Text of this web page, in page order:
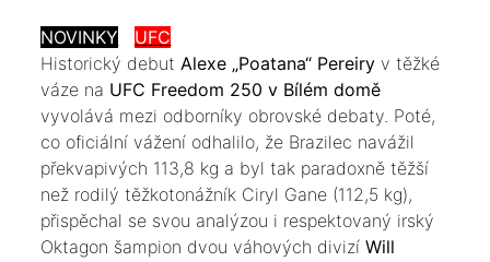
NOVINKY
UFC
​Historický debutAlexe „Poatana“ Pereiry v těžké
váze na UFC Freedom 250 v Bílém domě
vyvolává mezi odborníky obrovské debaty. Poté,
co oficiální vážení odhalilo, že Brazilec navážil
překvapivých 113,8 kg a byl tak paradoxně těžší
než rodilý těžkotonážník Ciryl Gane (112,5 kg),
přispěchal se svou analýzou i respektovaný irský
Oktagon šampion dvou váhových divizíWill